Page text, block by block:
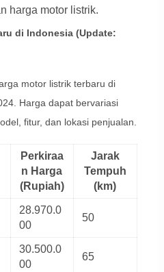
harga motor listrik.
di Indonesia (Update:
motor listrik terbaru di
Harga dapat bervariasi
fitur, dan lokasi penjualan.
Perkiraa
n Harga
(Rupiah)
Jarak
Tempuh
(km)
28.970.0
00
50
30.500.0
00
65